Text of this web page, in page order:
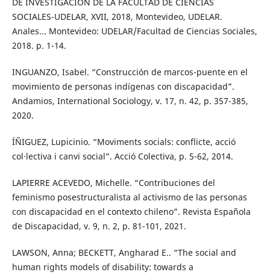
SOCIALES-UDELAR, XVII, 2018, Montevideo, UDELAR.
Anales... Montevideo: UDELAR/Facultad de Ciencias Sociales,
2018. p. 1-14.
INGUANZO, Isabel. “Construcción de marcos-puente en el
movimiento de personas indígenas con discapacidad”.
Andamios, International Sociology, v. 17, n. 42, p. 357-385,
2020.
ÍÑIGUEZ, Lupicinio. “Moviments socials: conflicte, acció
col·lectiva i canvi social”. Acció Colectiva, p. 5-62, 2014.
LAPIERRE ACEVEDO, Michelle. “Contribuciones del
feminismo posestructuralista al activismo de las personas
con discapacidad en el contexto chileno”. Revista Española
de Discapacidad, v. 9, n. 2, p. 81-101, 2021.
LAWSON, Anna; BECKETT, Angharad E.. “The social and
human rights models of disability: towards a